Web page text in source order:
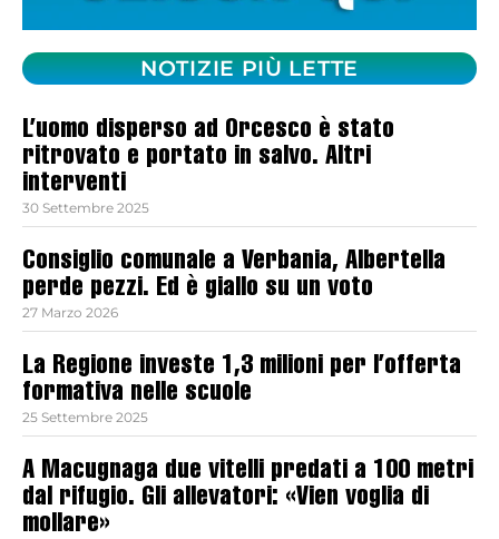
NOTIZIE PIÙ LETTE
L’uomo disperso ad Orcesco è stato
ritrovato e portato in salvo. Altri
interventi
30 Settembre 2025
Consiglio comunale a Verbania, Albertella
perde pezzi. Ed è giallo su un voto
27 Marzo 2026
La Regione investe 1,3 milioni per l’offerta
formativa nelle scuole
25 Settembre 2025
A Macugnaga due vitelli predati a 100 metri
dal rifugio. Gli allevatori: «Vien voglia di
mollare»